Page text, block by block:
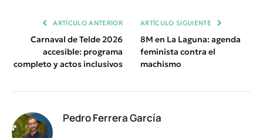
ARTÍCULO ANTERIOR
Carnaval de Telde 2026
accesible: programa
completo y actos inclusivos
ARTÍCULO SIGUIENTE
8M en La Laguna: agenda
feminista contra el
machismo
Pedro Ferrera García